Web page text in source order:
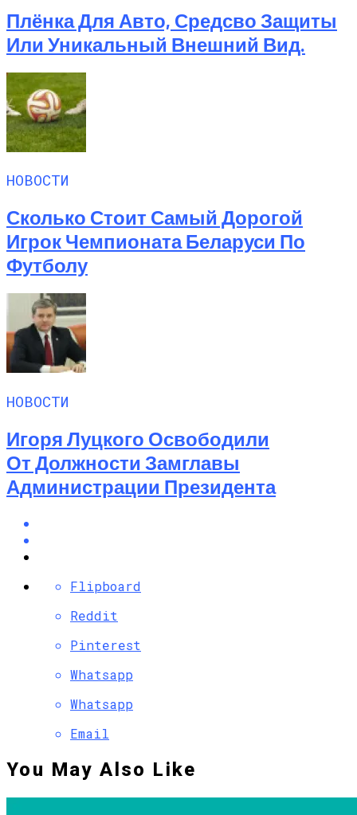
Плёнка Для Авто, Средсво Защиты
Или Уникальный Внешний Вид.
НОВОСТИ
Сколько Стоит Самый Дорогой
Игрок Чемпионата Беларуси По
Футболу
НОВОСТИ
Игоря Луцкого Освободили
От Должности Замглавы
Администрации Президента
Flipboard
Reddit
Pinterest
Whatsapp
Whatsapp
Email
You May Also Like